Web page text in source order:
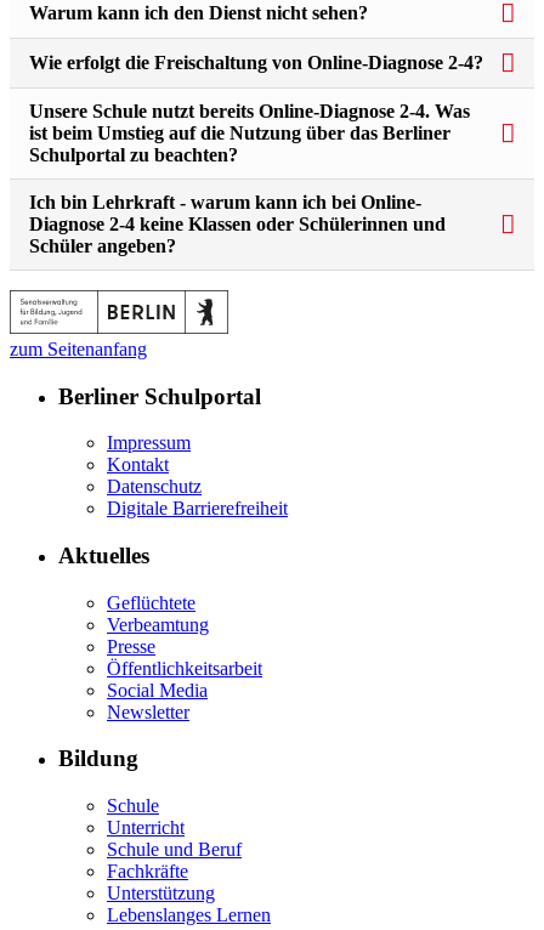
Warum kann ich den Dienst nicht sehen?
Wie erfolgt die Freischaltung von Online-Diagnose 2-4?
Unsere Schule nutzt bereits Online-Diagnose 2-4. Was
ist beim Umstieg auf die Nutzung über das Berliner
Schulportal zu beachten?
Ich bin Lehrkraft - warum kann ich bei Online-
Diagnose 2-4 keine Klassen oder Schülerinnen und
Schüler angeben?
zum Seitenanfang
Berliner Schulportal
Impressum
Kontakt
Datenschutz
Digitale Barrierefreiheit
Aktuelles
Geflüchtete
Verbeamtung
Presse
Öffentlichkeitsarbeit
Social Media
Newsletter
Bildung
Schule
Unterricht
Schule und Beruf
Fachkräfte
Unterstützung
Lebenslanges Lernen